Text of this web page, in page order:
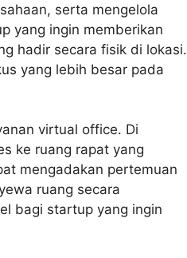
serta mengelola
yang ingin memberikan
hadir secara fisik di lokasi.
yang lebih besar pada
virtual office. Di
ke ruang rapat yang
mengadakan pertemuan
ruang secara
bagi startup yang ingin